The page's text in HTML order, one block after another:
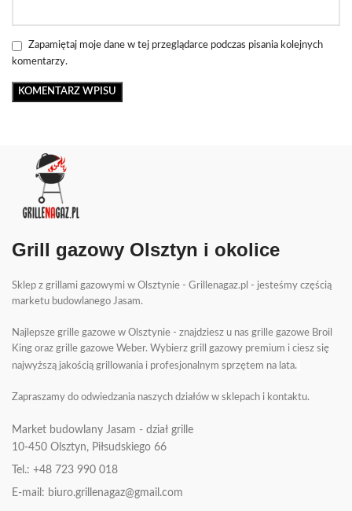
Zapamiętaj moje dane w tej przeglądarce podczas pisania kolejnych
komentarzy.
Grill gazowy Olsztyn i okolice
Sklep z grillami gazowymi w Olsztynie - Grillenagaz.pl - jesteśmy częścią
marketu budowlanego Jasam.
Najlepsze grille gazowe w Olsztynie - znajdziesz u nas grille gazowe Broil
King oraz grille gazowe Weber. Wybierz grill gazowy premium i ciesz się
najwyższą jakością grillowania i profesjonalnym sprzętem na lata.
Zapraszamy do odwiedzania naszych działów w sklepach i kontaktu.
Market budowlany Jasam - dział grille
10-450 Olsztyn, Piłsudskiego 66
Tel.: +48 723 990 018
E-mail: biuro.grillenagaz@gmail.com